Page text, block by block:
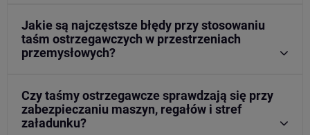
Jakie są najczęstsze błędy przy stosowaniu
taśm ostrzegawczych w przestrzeniach
przemysłowych?
Czy taśmy ostrzegawcze sprawdzają się przy
zabezpieczaniu maszyn, regałów i stref
załadunku?